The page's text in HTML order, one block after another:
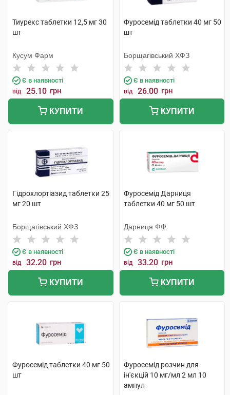
Тиурекс таблетки 12,5 мг 30
шт
Кусум Фарм
Є в наявності
від 25.10 грн
КУПИТИ
Фуросемід таблетки 40 мг 50
шт
Борщагівський ХФЗ
Є в наявності
від 26.00 грн
КУПИТИ
Гідрохлортіазид таблетки 25
мг 20 шт
Борщагівський ХФЗ
Є в наявності
від 32.20 грн
КУПИТИ
Фуросемід Дарниця
таблетки 40 мг 50 шт
Дарниця ФФ
Є в наявності
від 33.20 грн
КУПИТИ
Фуросемід таблетки 40 мг 50
шт
Фуросемід розчин для
ін'єкцій 10 мг/мл 2 мл 10
ампул